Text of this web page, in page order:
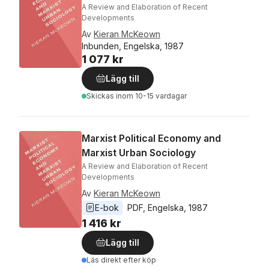
A Review and Elaboration of Recent
Developments
Av Kieran McKeown
Inbunden, Engelska, 1987
1 077 kr
Lägg till
Skickas inom 10-15 vardagar
Marxist Political Economy and
Marxist Urban Sociology
A Review and Elaboration of Recent
Developments
Av Kieran McKeown
E-bok
PDF Engelska 1987
1 416 kr
Lägg till
Läs direkt efter köp